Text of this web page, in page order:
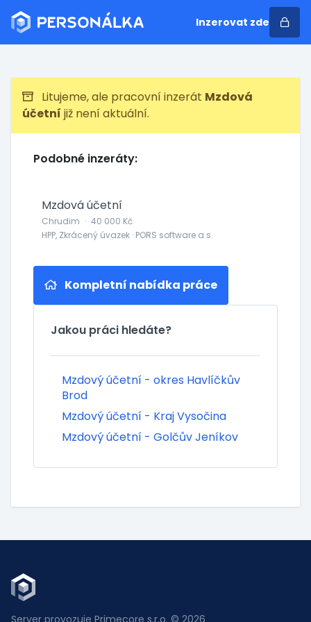
Inzerovat zde
Litujeme, ale pracovní inzerát Mzdová
účetní již není aktuální.
Podobné inzeráty:
Mzdová účetní
Chrudim · 40 000 Kč
HPP, Zkrácený úvazek · PORS software a.s.
Kompletní nabídka práce
Jakou práci hledáte?
Mzdový účetní - okres Havlíčkův
Brod
Mzdový účetní - Kraj Vysočina
Mzdový účetní - Golčův Jeníkov
Server provozuje Primecore s.r.o. © 2026